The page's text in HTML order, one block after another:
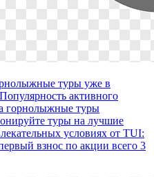
туры уже в
Популярность активного
горнолыжные туры
туры на лучшие
условиях от TUI:
взнос по акции всего 3